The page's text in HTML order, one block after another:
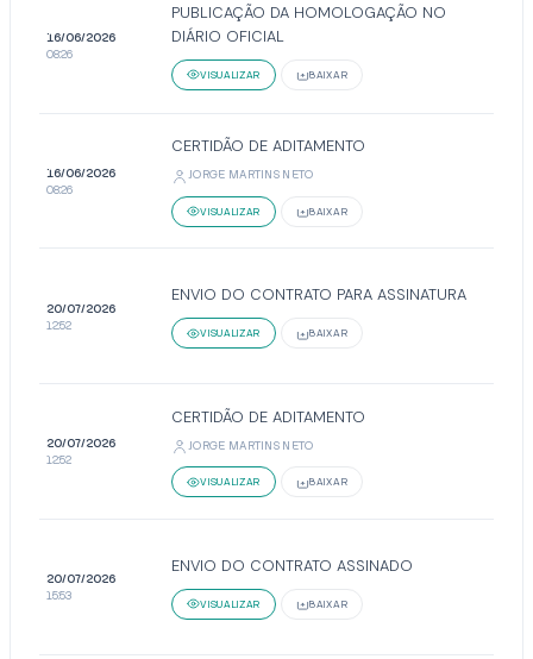
16/06/2026
08:26
PUBLICAÇÃO DA HOMOLOGAÇÃO NO
DIÁRIO OFICIAL
VISUALIZAR BAIXAR
16/06/2026
08:26
CERTIDÃO DE ADITAMENTO
JORGE MARTINS NETO
VISUALIZAR BAIXAR
20/07/2026
12:52
ENVIO DO CONTRATO PARA ASSINATURA
VISUALIZAR BAIXAR
20/07/2026
12:52
CERTIDÃO DE ADITAMENTO
JORGE MARTINS NETO
VISUALIZAR BAIXAR
20/07/2026
15:53
ENVIO DO CONTRATO ASSINADO
VISUALIZAR BAIXAR